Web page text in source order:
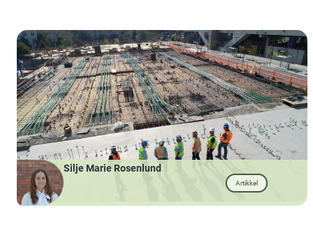
Silje Marie Rosenlund
Artikkel